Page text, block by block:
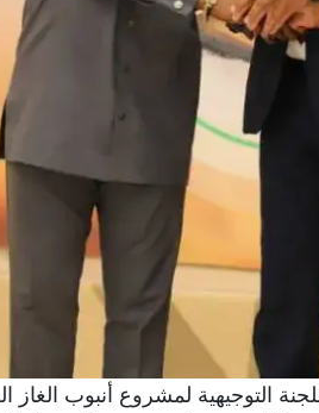
التوجيهية لمشروع أنبوب الغاز